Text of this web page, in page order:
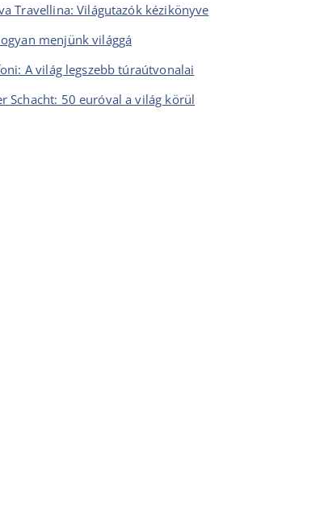
Travellina: Világutazók kézikönyve
menjünk világgá
A világ legszebb túraútvonalai
Schacht: 50 euróval a világ körül